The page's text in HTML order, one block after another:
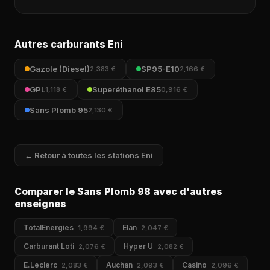
Autres carburants Eni
Gazole (Diesel)2,383 € SP95-E102,166 €
GPL1,118 € Superéthanol E850,916 €
Sans Plomb 952,130 €
← Retour à toutes les stations Eni
Comparer le Sans Plomb 98 avec d'autres
enseignes
TotalEnergies 1,994 € Elan 2,047 €
Carburant Loti 2,076 € Hyper U 2,082 €
E.Leclerc 2,083 € Auchan 2,093 € Casino 2,096 €